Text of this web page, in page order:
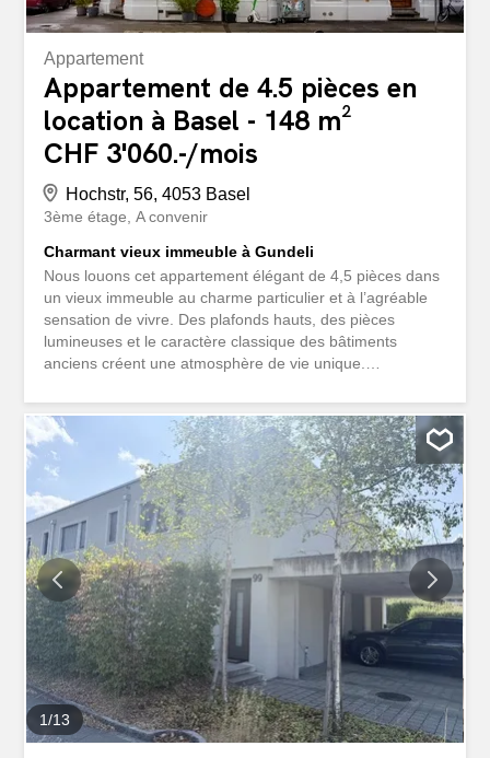
Appartement
Appartement de 4.5 pièces en
location à Basel - 148 m²
CHF 3'060.-/mois
Hochstr, 56, 4053 Basel
3ème étage A convenir
Charmant vieux immeuble à Gundeli
Nous louons cet appartement élégant de 4,5 pièces dans
un vieux immeuble au charme particulier et à l’agréable
sensation de vivre. Des plafonds hauts, des pièces
lumineuses et le caractère classique des bâtiments
anciens créent une atmosphère de vie unique.
est idéal pour les couples, les familles ou les personnes
appréciant une vie spacieuse dans un lieu central. -
Cuisine moderne - Salle de bain spacieuse avec
baignoire - Plafonds hauts - Chambres lumineuses Les
images servent d’images d’exemple et peuvent différer de
l’extension Si vous êtes intéressé, n’hésitez pas à nous
contacter Nous avons hâte de vous voir Wir vermieten
diese stilvolle 4.5-Zimmer-Altbauwohnung mit
besonderem Charm und einem angenehmen
Wohngefühl. Hohe Decken, helle Räume und der
klassische Altbaucharakter schaffen eine einzigartige
Wohnatmosphäre. Die Wohnung überzeugt mit einem
grosszügigen Grundriss und eignet sich...
1/13